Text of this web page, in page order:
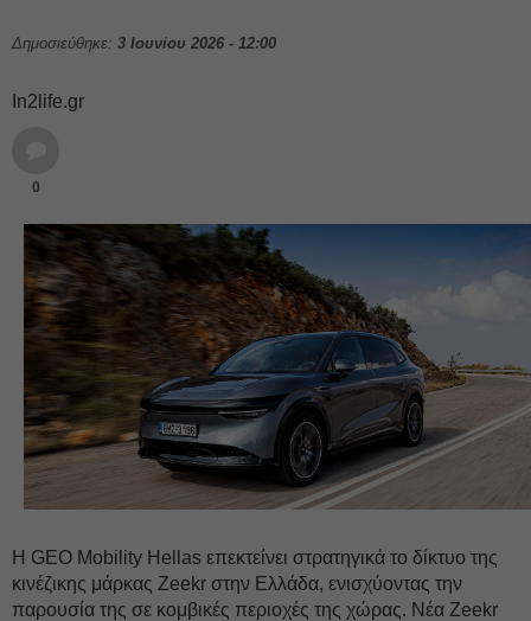
Δημοσιεύθηκε: 3 Ιουνίου 2026 - 12:00
In2life.gr
0
Η GEO Mobility Hellas επεκτείνει στρατηγικά το δίκτυο της
κινέζικης μάρκας Zeekr στην Ελλάδα, ενισχύοντας την
παρουσία της σε κομβικές περιοχές της χώρας. Νέα Zeekr